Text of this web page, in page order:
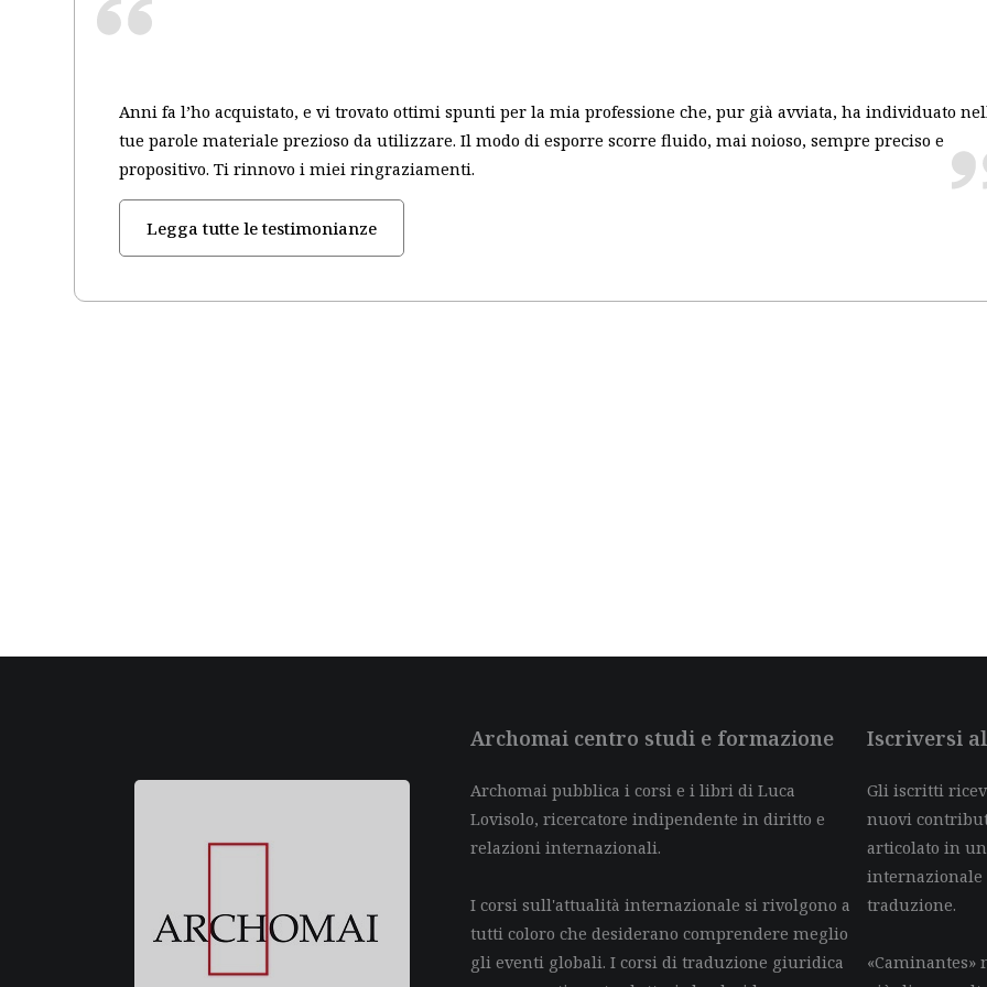
Anni fa l’ho acquistato, e vi trovato ottimi spunti per la mia professione che, pur già avviata, ha individuato
tue parole materiale prezioso da utilizzare. Il modo di esporre scorre fluido, mai noioso, sempre preciso e
propositivo. Ti rinnovo i miei ringraziamenti.
Legga tutte le testimonianze
Archomai centro studi e formazione
Archomai pubblica i corsi e i libri di Luca
Lovisolo, ricercatore indipendente in diritto e
relazioni internazionali.
I corsi sull'attualità internazionale si rivolgono a
tutti coloro che desiderano comprendere meglio
gli eventi globali. I corsi di traduzione giuridica
Iscriversi
Gli iscritti
nuovi
articolato in
internazionale
traduzione.
«Caminantes»